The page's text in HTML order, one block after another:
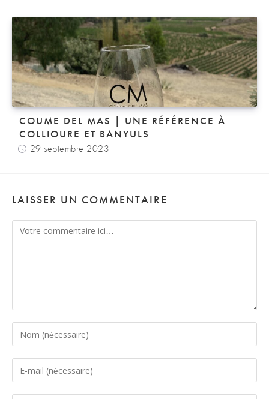
COUME DEL MAS | UNE RÉFÉRENCE À
COLLIOURE ET BANYULS
29 septembre 2023
LAISSER UN COMMENTAIRE
Comment
Enter
your
name
Enter
your
email